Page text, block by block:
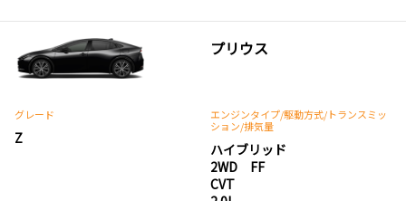
プリウス
グレード
Z
エンジンタイプ/駆動方式/トランスミッ
ション/排気量
ハイブリッド
2WD FF
CVT